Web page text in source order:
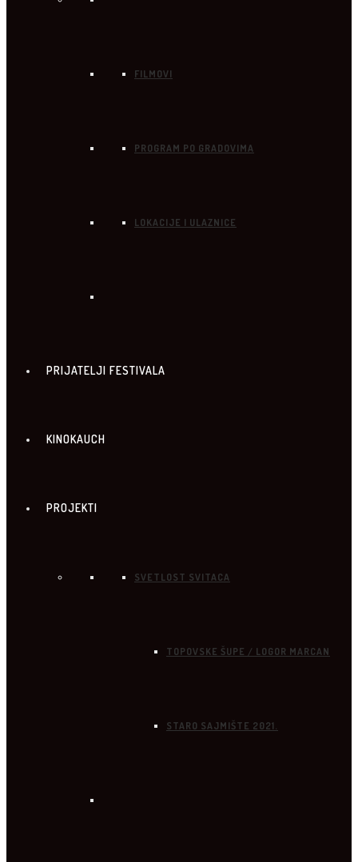
FILMOVI
PROGRAM PO GRADOVIMA
LOKACIJE I ULAZNICE
PRIJATELJI FESTIVALA
KINOKAUCH
PROJEKTI
SVETLOST SVITACA
TOPOVSKE ŠUPE / LOGOR MARCAN
STARO SAJMIŠTE 2021.